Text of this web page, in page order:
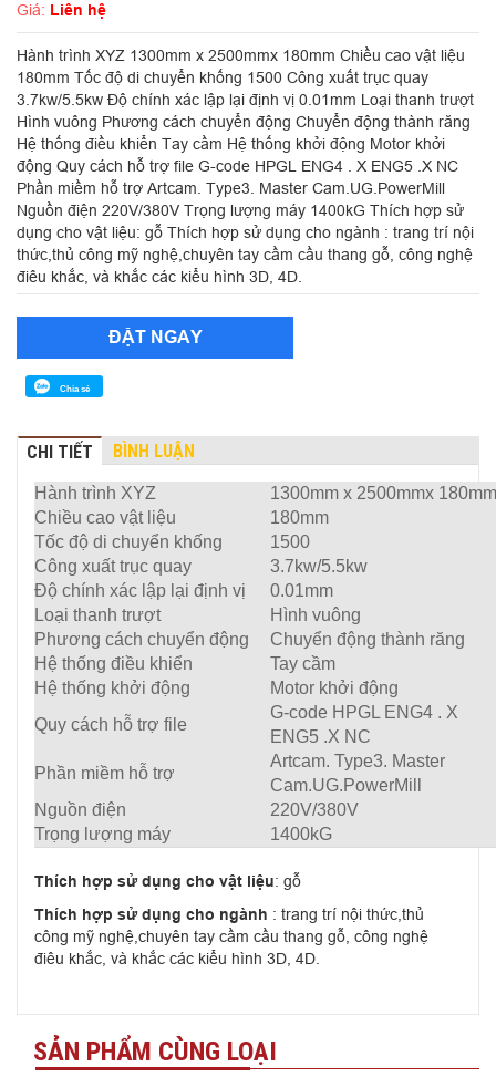
Giá: Liên hệ
Hành trình XYZ 1300mm x 2500mmx 180mm Chiều cao vật liệu
180mm Tốc độ di chuyển khống 1500 Công xuất trục quay
3.7kw/5.5kw Độ chính xác lập lại định vị 0.01mm Loại thanh trượt
Hình vuông Phương cách chuyển động Chuyển động thành răng
Hệ thống điều khiển Tay cầm Hệ thống khởi động Motor khởi
động Quy cách hỗ trợ file G-code HPGL ENG4 . X ENG5 .X NC
Phần miềm hỗ trợ Artcam. Type3. Master Cam.UG.PowerMill
Nguồn điện 220V/380V Trọng lượng máy 1400kG Thích hợp sử
dụng cho vật liệu: gỗ Thích hợp sử dụng cho ngành : trang trí nội
thức,thủ công mỹ nghệ,chuyên tay cầm cầu thang gỗ, công nghệ
điêu khắc, và khắc các kiểu hình 3D, 4D.
ĐẶT NGAY
Chia sẻ
CHI TIẾT BÌNH LUẬN
Hành trình XYZ
1300mm x 2500mmx 180mm
Chiều cao vật liệu
180mm
Tốc độ di chuyển khống
1500
Công xuất trục quay
3.7kw/5.5kw
Độ chính xác lập lại định vị
0.01mm
Loại thanh trượt
Hình vuông
Phương cách chuyển động
Chuyển động thành răng
Hệ thống điều khiển
Tay cầm
Hệ thống khởi động
Motor khởi động
Quy cách hỗ trợ file
G-code HPGL ENG4 . X
ENG5 .X NC
Phần miềm hỗ trợ
Artcam. Type3. Master
Cam.UG.PowerMill
Nguồn điện
220V/380V
Trọng lượng máy
1400kG
Thích hợp sử dụng cho vật liệu: gỗ
Thích hợp sử dụng cho ngành : trang trí nội thức,thủ
công mỹ nghệ,chuyên tay cầm cầu thang gỗ, công nghệ
điêu khắc, và khắc các kiểu hình 3D, 4D.
SẢN PHẨM CÙNG LOẠI